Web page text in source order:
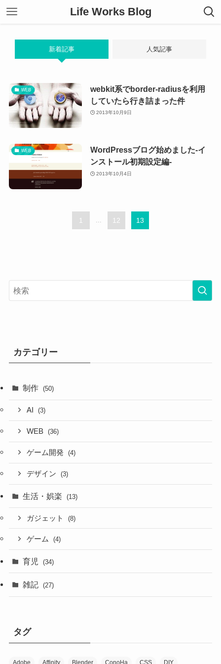
Life Works Blog
新着記事 人気記事
WEB
webkit系でborder-radiusを利用
していたら行き詰まった件
2013年10月9日
WEB
WordPressブログ始めました-イ
ンストール初期設定編-
2013年10月4日
1 ... 12 13
カテゴリー
制作 (50)
AI (3)
WEB (36)
ゲーム開発 (4)
デザイン (3)
生活・娯楽 (13)
ガジェット (8)
ゲーム (4)
育児 (34)
雑記 (27)
タグ
Adobe Affinity Blender ConoHa CSS DIY